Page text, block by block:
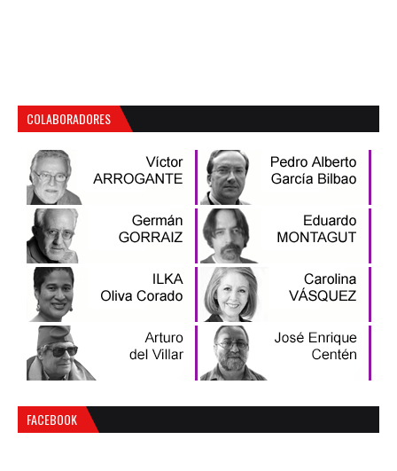
COLABORADORES
FACEBOOK